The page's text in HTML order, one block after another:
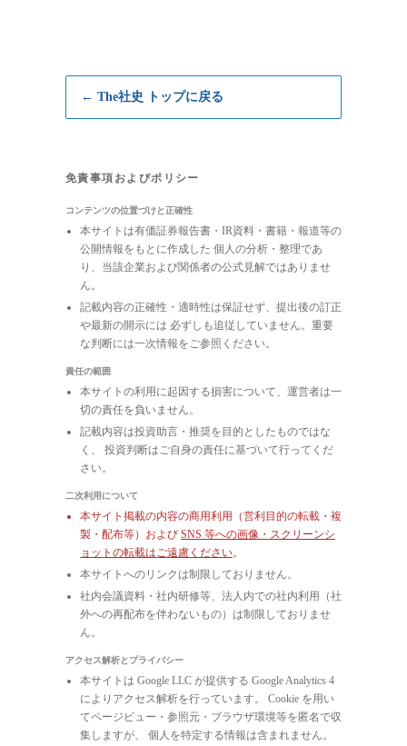
← The社史 トップに戻る
免責事項およびポリシー
コンテンツの位置づけと正確性
本サイトは有価証券報告書・IR資料・書籍・報道等の
公開情報をもとに作成した 個人の分析・整理であ
り、当該企業および関係者の公式見解ではありませ
ん。
記載内容の正確性・適時性は保証せず、提出後の訂正
や最新の開示には 必ずしも追従していません。重要
な判断には一次情報をご参照ください。
責任の範囲
本サイトの利用に起因する損害について、運営者は一
切の責任を負いません。
記載内容は投資助言・推奨を目的としたものではな
く、 投資判断はご自身の責任に基づいて行ってくだ
さい。
二次利用について
本サイト掲載の内容の商用利用（営利目的の転載・複
製・配布等）および SNS 等への画像・スクリーンシ
ョットの転載はご遠慮ください。
本サイトへのリンクは制限しておりません。
社内会議資料・社内研修等、法人内での社内利用（社
外への再配布を伴わないもの）は制限しておりませ
ん。
アクセス解析とプライバシー
本サイトは Google LLC が提供する Google Analytics 4
によりアクセス解析を行っています。 Cookie を用い
てページビュー・参照元・ブラウザ環境等を匿名で収
集しますが、 個人を特定する情報は含まれません。